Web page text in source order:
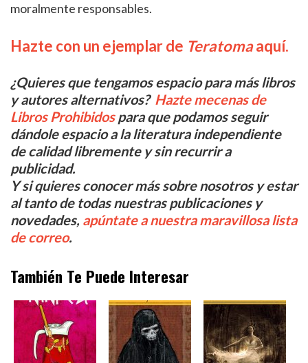
moralmente responsables.
Hazte con un ejemplar de Teratomaaquí.
¿Quieres que tengamos espacio para más libros
y autores alternativos? Hazte mecenas de
Libros Prohibidospara que podamos seguir
dándole espacio a la literatura independiente
de calidad libremente y sin recurrir a
publicidad.
Y si quieres conocer más sobre nosotros y estar
al tanto de todas nuestras publicaciones y
novedades, apúntate a nuestra maravillosa lista
de correo.
También Te Puede Interesar